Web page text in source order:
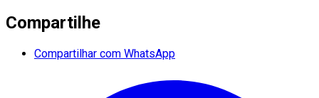
Compartilhe
Compartilhar com WhatsApp